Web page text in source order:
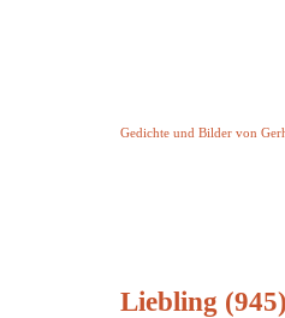
Gedichte und Bilder von
Liebling (945)